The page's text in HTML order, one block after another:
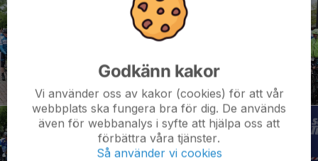
Godkänn kakor
Vi använder oss av kakor (cookies) för att vår
webbplats ska fungera bra för dig. De används
även för webbanalys i syfte att hjälpa oss att
förbättra våra tjänster.
Så använder vi cookies